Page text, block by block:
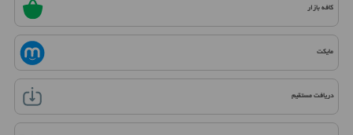
کافه بازار
مایکت
دریافت مستقیم